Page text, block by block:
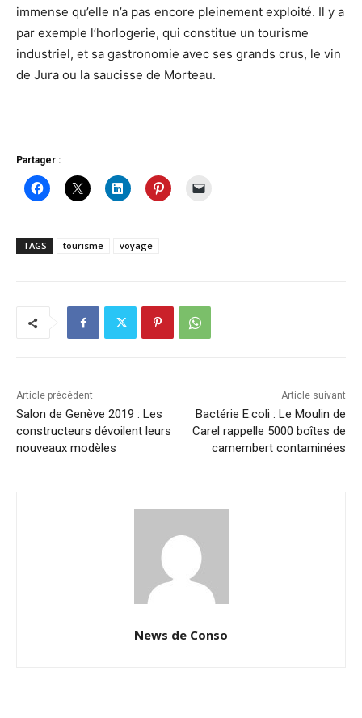
immense qu’elle n’a pas encore pleinement exploité. Il y a
par exemple l’horlogerie, qui constitue un tourisme
industriel, et sa gastronomie avec ses grands crus, le vin
de Jura ou la saucisse de Morteau.
Partager :
TAGS tourisme voyage
Article précédent
Salon de Genève 2019 : Les
constructeurs dévoilent leurs
nouveaux modèles
Article suivant
Bactérie E.coli : Le Moulin de
Carel rappelle 5000 boîtes de
camembert contaminées
News de Conso